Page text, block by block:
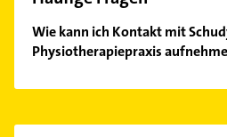
Wie kann ich Kontakt mit
Physiotherapiepraxis